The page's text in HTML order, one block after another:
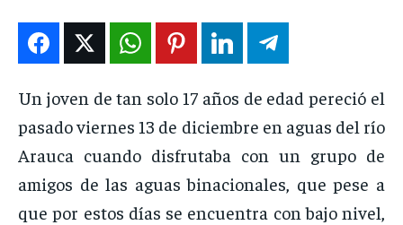
ENTRETENIMIENTO
NOSOTROS
INSTITUCIONAL
PUATE CON NOSOTROS
ENTRETENIMIENTO
NOSOTROS
INSTITUCIONAL
PUATE CON NOSOTROS
ENTRETENIMIENTO
NOSOTROS
INSTITUCIONAL
PUATE CON NOSOTROS
ENTRETENIMIENTO
NOSOTROS
INSTITUCIONAL
PUATE CON NOSOTROS
Un joven de tan solo 17 años de edad pereció el
pasado viernes 13 de diciembre en aguas del río
Arauca cuando disfrutaba con un grupo de
amigos de las aguas binacionales, que pese a
que por estos días se encuentra con bajo nivel,